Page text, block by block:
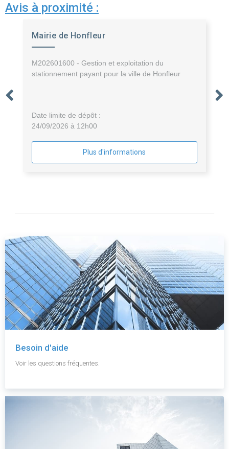
Avis à proximité :
Mairie de Honfleur
M202601600 - Gestion et exploitation du
stationnement payant pour la ville de Honfleur
Date limite de dépôt :
24/09/2026 à 12h00
Plus d'informations
Besoin d'aide
Voir les questions fréquentes.